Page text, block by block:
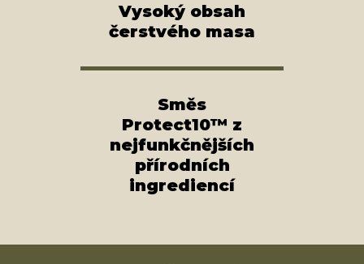
Vysoký obsah
čerstvého masa
Směs
Protect10™ z
nejfunkčnějších
přírodních
ingrediencí